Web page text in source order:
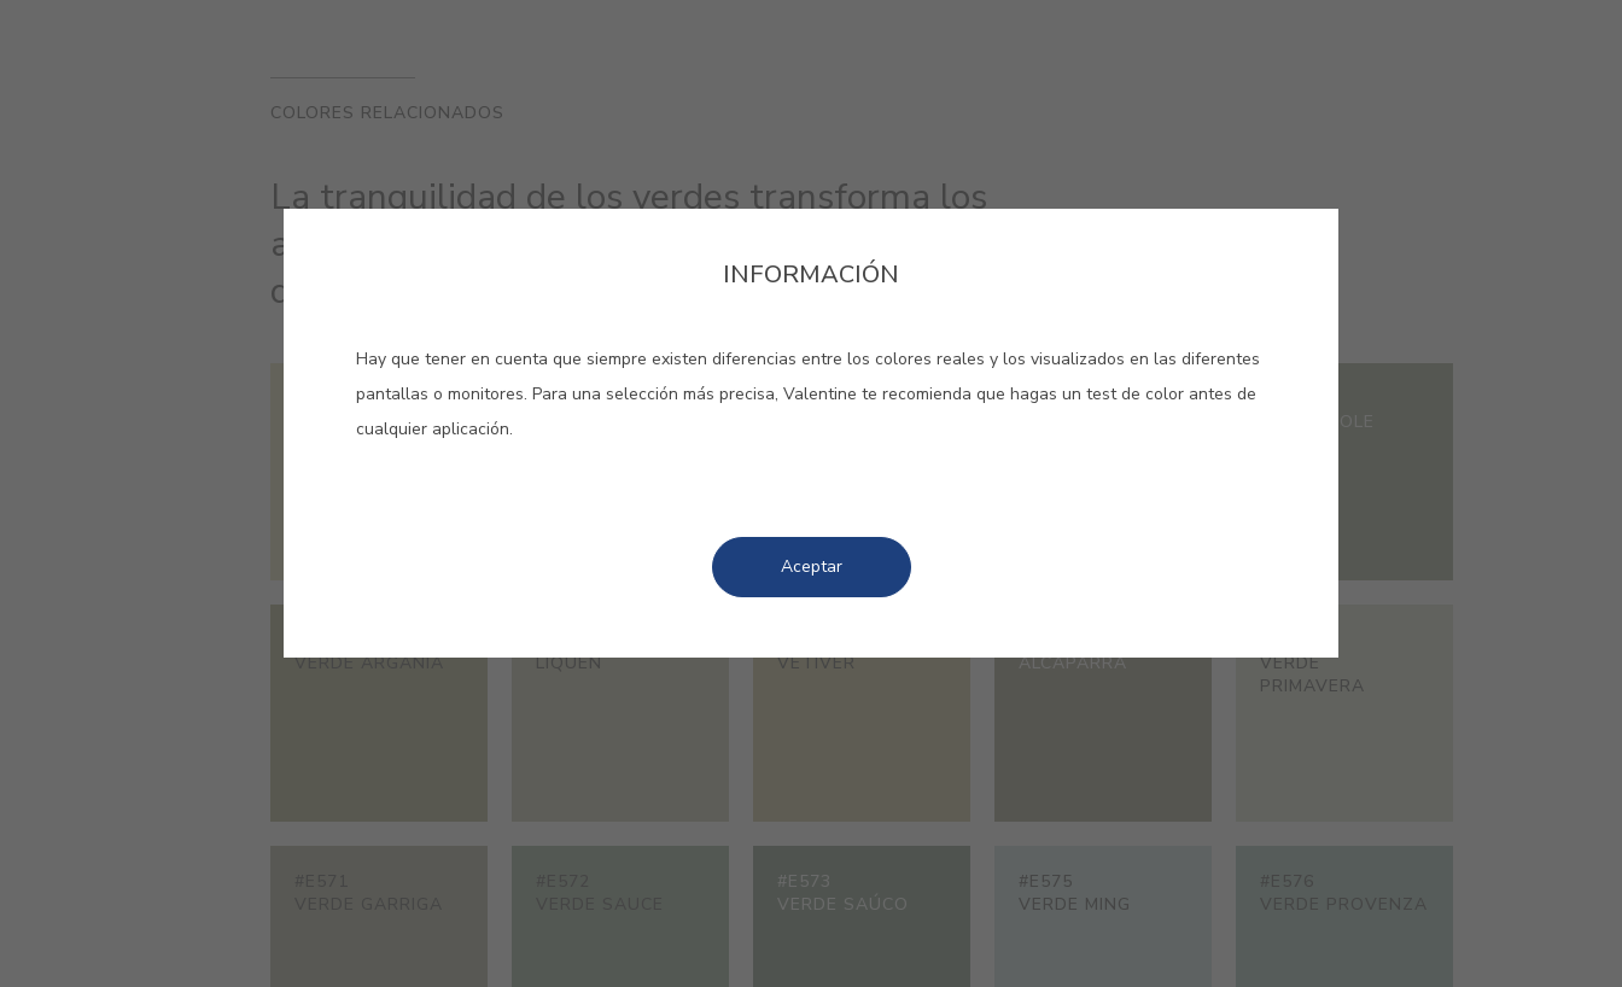
COLORES RELACIONADOS
La tranquilidad de los verdes transforma los
ambientes y transmiten siempre armonía y elegancia
donde son aplicados.
#0731
#2614
#6368
VERDE ARGANIA
LIQUEN
VETIVER
ALCAPARRA
VERDE
PRIMAVERA
#E573
VERDE SAÚCO
#E575
VERDE MING
INFORMACIÓN
Hay que tener en cuenta que siempre existen diferencias entre los colores reales y los visualizados en las diferentes
pantallas o monitores. Para una selección más precisa, Valentine te recomienda que hagas un test de color antes de
cualquier aplicación.
Aceptar